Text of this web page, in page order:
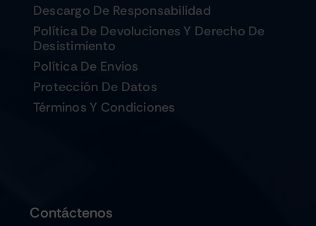
Descargo De Responsabilidad
Política De Devoluciones Y Derecho De
Desistimiento
Política De Envios
Protección De Datos
Términos Y Condiciones
Contáctenos